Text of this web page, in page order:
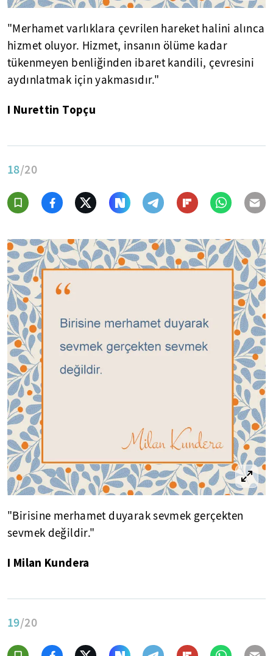
"Merhamet varlıklara çevrilen hareket halini alınca
hizmet oluyor. Hizmet, insanın ölüme kadar
tükenmeyen benliğinden ibaret kandili, çevresini
aydınlatmak için yakmasıdır."
I Nurettin Topçu
18/20
"Birisine merhamet duyarak sevmek gerçekten
sevmek değildir."
I Milan Kundera
19/20